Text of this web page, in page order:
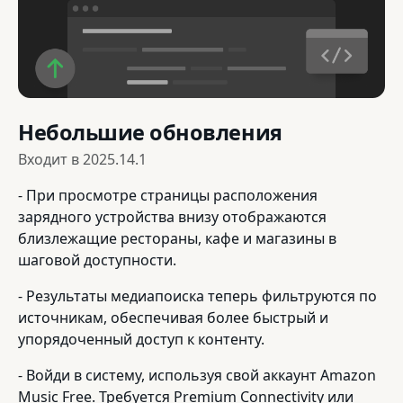
Небольшие обновления
Входит в2025.14.1
- При просмотре страницы расположения
зарядного устройства внизу отображаются
близлежащие рестораны, кафе и магазины в
шаговой доступности.
- Результаты медиапоиска теперь фильтруются по
источникам, обеспечивая более быстрый и
упорядоченный доступ к контенту.
- Войди в систему, используя свой аккаунт Amazon
Music Free. Требуется Premium Connectivity или